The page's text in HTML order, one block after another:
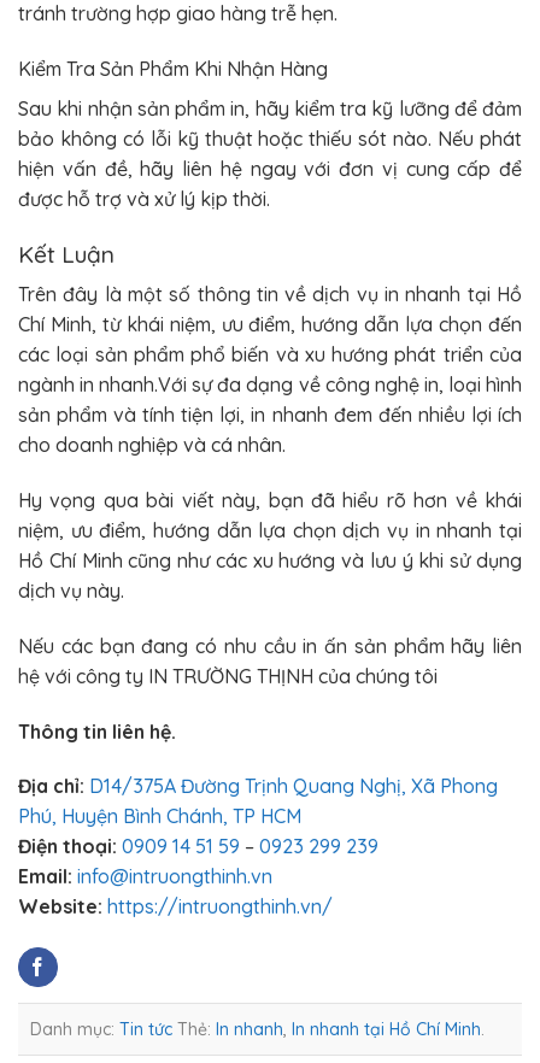
tránh trường hợp giao hàng trễ hẹn.
Kiểm Tra Sản Phẩm Khi Nhận Hàng
Sau khi nhận sản phẩm in, hãy kiểm tra kỹ lưỡng để đảm
bảo không có lỗi kỹ thuật hoặc thiếu sót nào. Nếu phát
hiện vấn đề, hãy liên hệ ngay với đơn vị cung cấp để
được hỗ trợ và xử lý kịp thời.
Kết Luận
Trên đây là một số thông tin về dịch vụ in nhanh tại Hồ
Chí Minh, từ khái niệm, ưu điểm, hướng dẫn lựa chọn đến
các loại sản phẩm phổ biến và xu hướng phát triển của
ngành in nhanh.Với sự đa dạng về công nghệ in, loại hình
sản phẩm và tính tiện lợi, in nhanh đem đến nhiều lợi ích
cho doanh nghiệp và cá nhân.
Hy vọng qua bài viết này, bạn đã hiểu rõ hơn về khái
niệm, ưu điểm, hướng dẫn lựa chọn dịch vụ in nhanh tại
Hồ Chí Minh cũng như các xu hướng và lưu ý khi sử dụng
dịch vụ này.
Nếu các bạn đang có nhu cầu in ấn sản phẩm hãy liên
hệ với công ty IN TRƯỜNG THỊNH của chúng tôi
Thông tin liên hệ.
Địa chỉ: D14/375A Đường Trịnh Quang Nghị, Xã Phong
Phú, Huyện Bình Chánh, TP HCM
Điện thoại: 0909 14 51 59 – 0923 299 239
Email: info@intruongthinh.vn
Website: https://intruongthinh.vn/
Danh mục: Tin tức Thẻ: In nhanh, In nhanh tại Hồ Chí Minh.